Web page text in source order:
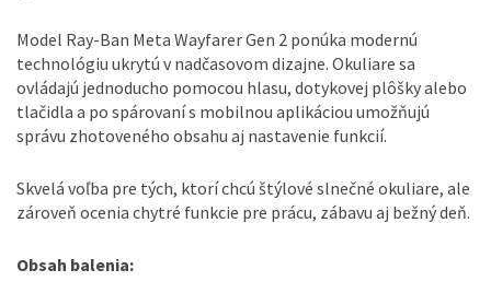
Model Ray-Ban Meta Wayfarer Gen 2 ponúka modernú
technológiu ukrytú v nadčasovom dizajne. Okuliare sa
ovládajú jednoducho pomocou hlasu, dotykovej plôšky alebo
tlačidla a po spárovaní s mobilnou aplikáciou umožňujú
správu zhotoveného obsahu aj nastavenie funkcií.
Skvelá voľba pre tých, ktorí chcú štýlové slnečné okuliare, ale
zároveň ocenia chytré funkcie pre prácu, zábavu aj bežný deň.
Obsah balenia: